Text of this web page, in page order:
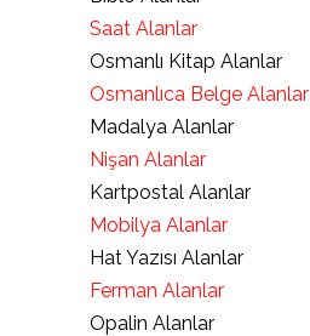
Saat Alanlar
Osmanlı Kitap Alanlar
Osmanlıca Belge Alanlar
Madalya Alanlar
Nişan Alanlar
Kartpostal Alanlar
Mobilya Alanlar
Hat Yazısı Alanlar
Ferman Alanlar
Opalin Alanlar